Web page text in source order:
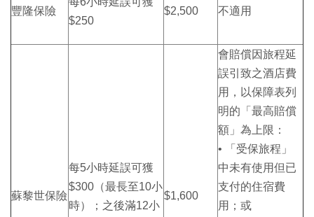
豐隆保險
$250
$2,500 不適用
蘇黎世保險
每5小時延誤可獲
$300（最長至10小
時）；之後滿12小
$1,600
會賠償因旅程延
誤引致之酒店費
用，以保障表列
明的「最高賠償
額」為上限：
• 「受保旅程」
中未有使用但已
支付的住宿費
用；或